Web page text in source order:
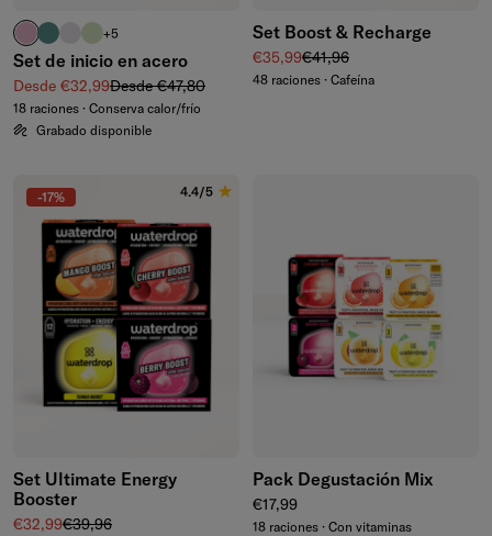
rosa pastel
azul petróleo
violeta pastel
verde oliva pastel
+5
Set de inicio en acero
Precio de venta
Desde €32,99Precio normal
Desde €47,80
18 raciones · Conserva calor/frío
Grabado disponible
Set Boost & Recharge
Precio de venta
€35,99Precio normal
€41,96
48 raciones · Cafeína
-17% 4.4/5
Set Ultimate Energy
Booster
Precio de venta
€32,99Precio normal
€39,96
Pack Degustación Mix
Precio normal
€17,99
18 raciones · Con vitaminas